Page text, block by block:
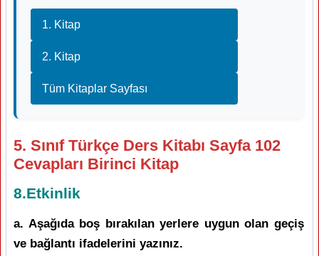
1. Kitap
2. Kitap
Tüm Kitaplar Sayfası
5. Sınıf Türkçe Ders Kitabı Sayfa 102
Cevapları Birinci Kitap
8.Etkinlik
a. Aşağıda boş bırakılan yerlere uygun olan geçiş
ve bağlantı ifadelerini yazınız.